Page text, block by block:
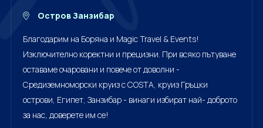
Остров Занзибар
Благодарим на Боряна и Magic Travel & Events!
Изключително коректни и прецизни. При всяко пътуване
оставаме очаровани и повече от доволни -
Средиземноморски круиз с COSTA, круиз Гръцки
острови, Египет, Занзибар - винаги избират най- доброто
за нас, доверете им се!